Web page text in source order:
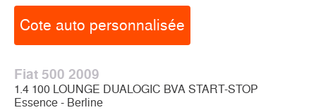
Cote auto personnalisée
Fiat 500 2009
1.4 100 LOUNGE DUALOGIC BVA START-STOP
Essence - Berline